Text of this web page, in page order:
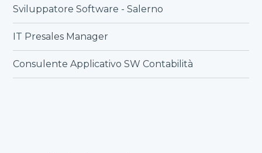
Sviluppatore Software - Salerno
IT Presales Manager
Consulente Applicativo SW Contabilità